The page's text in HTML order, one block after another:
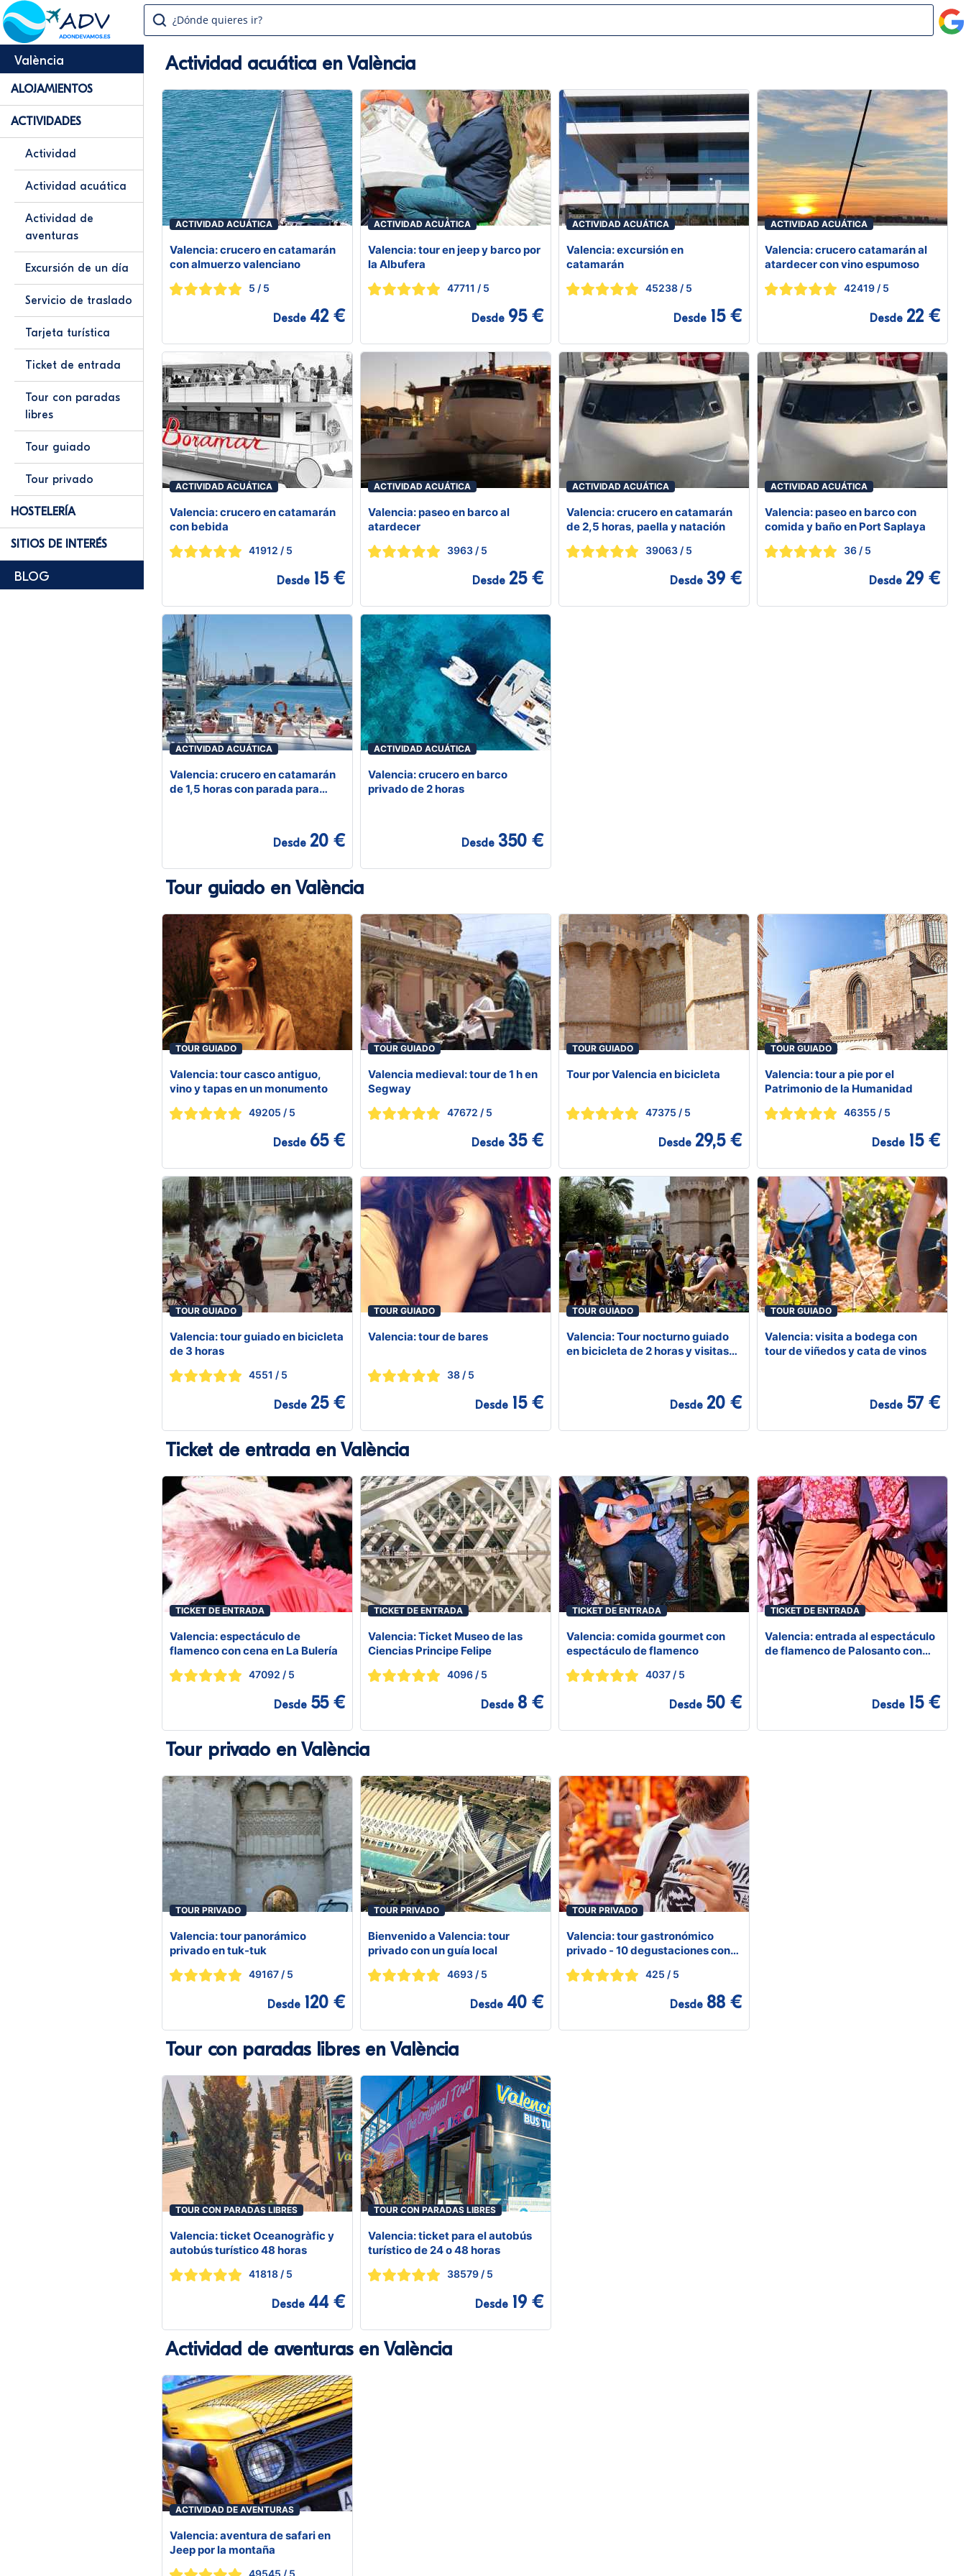
¿Dónde quieres ir?
València
ALOJAMIENTOS
ACTIVIDADES
Actividad
Actividad acuática
Actividad de
aventuras
Excursión de un día
Servicio de traslado
Tarjeta turística
Ticket de entrada
Tour con paradas
libres
Tour guiado
Tour privado
HOSTELERÍA
SITIOS DE INTERÉS
BLOG
Actividad acuática en València
ACTIVIDAD ACUÁTICA
Valencia: crucero en catamarán
con almuerzo valenciano
5 / 5
Desde 42 €
ACTIVIDAD ACUÁTICA
Valencia: tour en jeep y barco por
la Albufera
47711 / 5
Desde 95 €
ACTIVIDAD ACUÁTICA
Valencia: excursión en
catamarán
45238 / 5
Desde 15 €
ACTIVIDAD ACUÁTICA
Valencia: crucero catamarán al
atardecer con vino espumoso
42419 / 5
Desde 22 €
ACTIVIDAD ACUÁTICA
Valencia: crucero en catamarán
con bebida
41912 / 5
Desde 15 €
ACTIVIDAD ACUÁTICA
Valencia: paseo en barco al
atardecer
3963 / 5
Desde 25 €
ACTIVIDAD ACUÁTICA
Valencia: crucero en catamarán
de 2,5 horas, paella y natación
39063 / 5
Desde 39 €
ACTIVIDAD ACUÁTICA
Valencia: paseo en barco con
comida y baño en Port Saplaya
36 / 5
Desde 29 €
ACTIVIDAD ACUÁTICA
Valencia: crucero en catamarán
de 1,5 horas con parada para
Desde 20 €
ACTIVIDAD ACUÁTICA
Valencia: crucero en barco
privado de 2 horas
Desde 350 €
Tour guiado en València
TOUR GUIADO
Valencia: tour casco antiguo,
vino y tapas en un monumento
49205 / 5
Desde 65 €
TOUR GUIADO
Valencia medieval: tour de 1 h en
Segway
47672 / 5
Desde 35 €
TOUR GUIADO
Tour por Valencia en bicicleta
47375 / 5
Desde 29,5 €
TOUR GUIADO
Valencia: tour a pie por el
Patrimonio de la Humanidad
46355 / 5
Desde 15 €
TOUR GUIADO
Valencia: tour guiado en bicicleta
de 3 horas
4551 / 5
Desde 25 €
TOUR GUIADO
Valencia: tour de bares
38 / 5
Desde 15 €
TOUR GUIADO
Valencia: Tour nocturno guiado
en bicicleta de 2 horas y visitas
Desde 20 €
TOUR GUIADO
Valencia: visita a bodega con
tour de viñedos y cata de vinos
Desde 57 €
Ticket de entrada en València
TICKET DE ENTRADA
Valencia: espectáculo de
flamenco con cena en La Bulería
47092 / 5
Desde 55 €
TICKET DE ENTRADA
Valencia: Ticket Museo de las
Ciencias Principe Felipe
4096 / 5
Desde 8 €
TICKET DE ENTRADA
Valencia: comida gourmet con
espectáculo de flamenco
4037 / 5
Desde 50 €
TICKET DE ENTRADA
Valencia: entrada al espectáculo
de flamenco de Palosanto con
Desde 15 €
Tour privado en València
TOUR PRIVADO
Valencia: tour panorámico
privado en tuk-tuk
49167 / 5
Desde 120 €
TOUR PRIVADO
Bienvenido a Valencia: tour
privado con un guía local
4693 / 5
Desde 40 €
TOUR PRIVADO
Valencia: tour gastronómico
privado - 10 degustaciones con
425 / 5
Desde 88 €
Tour con paradas libres en València
TOUR CON PARADAS LIBRES
Valencia: ticket Oceanogràfic y
autobús turístico 48 horas
41818 / 5
Desde 44 €
TOUR CON PARADAS LIBRES
Valencia: ticket para el autobús
turístico de 24 o 48 horas
38579 / 5
Desde 19 €
Actividad de aventuras en València
ACTIVIDAD DE AVENTURAS
Valencia: aventura de safari en
Jeep por la montaña
49545 / 5